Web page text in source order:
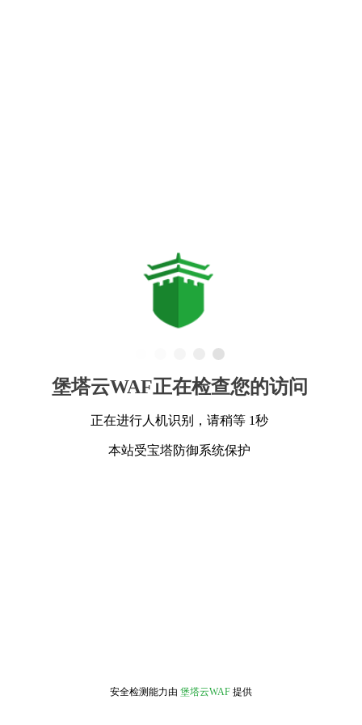
堡塔云WAF正在检查您的访问
正在进行人机识别，请稍等 1秒
本站受宝塔防御系统保护
安全检测能力由 堡塔云WAF 提供